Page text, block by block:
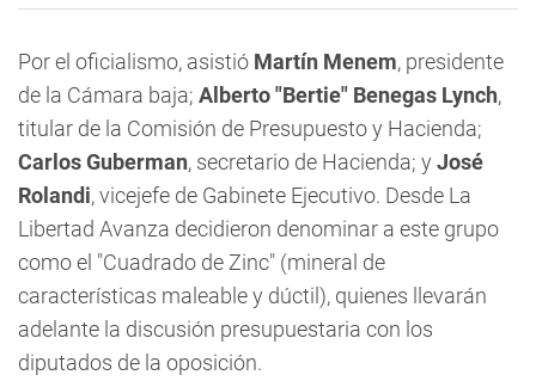
Por el oficialismo, asistió Martín Menem, presidente
de la Cámara baja; Alberto "Bertie" Benegas Lynch,
titular de la Comisión de Presupuesto y Hacienda;
Carlos Guberman, secretario de Hacienda; y José
Rolandi, vicejefe de Gabinete Ejecutivo. Desde La
Libertad Avanza decidieron denominar a este grupo
como el "Cuadrado de Zinc" (mineral de
características maleable y dúctil), quienes llevarán
adelante la discusión presupuestaria con los
diputados de la oposición.